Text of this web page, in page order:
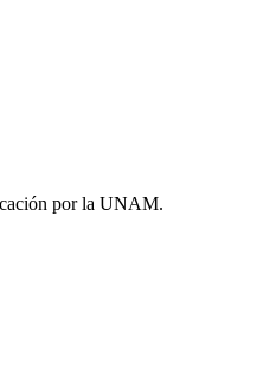
por la UNAM.